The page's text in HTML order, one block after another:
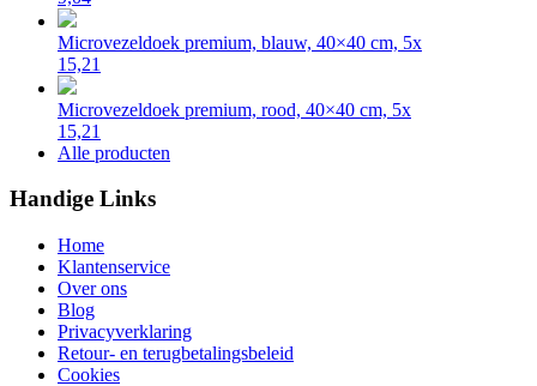
Microvezeldoek premium, blauw, 40×40 cm, 5x
15,21
Microvezeldoek premium, rood, 40×40 cm, 5x
15,21
Alle producten
Handige Links
Home
Klantenservice
Over ons
Blog
Privacyverklaring
Retour- en terugbetalingsbeleid
Cookies